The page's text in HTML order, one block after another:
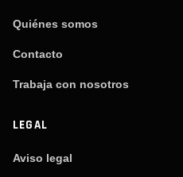
Quiénes somos
Contacto
Trabaja con nosotros
LEGAL
Aviso legal